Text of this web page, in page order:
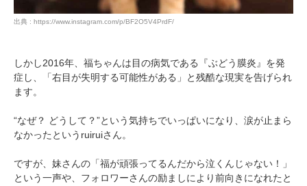
出典 : https://www.instagram.com/p/BF2O5V4PrdF/
しかし2016年、福ちゃんは目の病気である『ぶどう膜炎』を発
症し、「右目が失明する可能性がある」と残酷な現実を告げられ
ます。
“なぜ？ どうして？”という気持ちでいっぱいになり、涙が止まら
なかったというruiruiさん。
ですが、妹さんの「福が頑張ってるんだから泣くんじゃない！」
という一声や、フォロワーさんの励ましにより前向きになれたと